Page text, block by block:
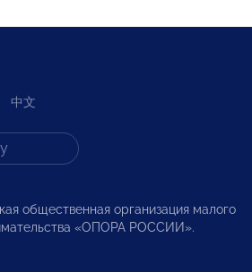
中文
общественная организация малого
«ОПОРА РОССИИ».